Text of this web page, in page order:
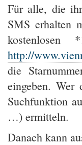
Für alle, die
SMS erhalten
http://
die
eingeben.
Suchfunktion
…) ermitteln.
Danach kann